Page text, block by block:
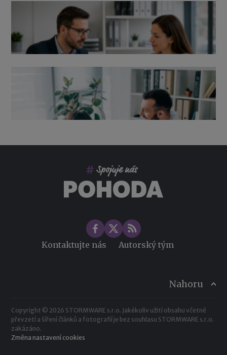
Výpověď ze zdravotních důvodů 2026 – průvodce pro
zaměstnavatele
Kontaktujte nás Autorský tým
Nahoru
Copyright © 2026 STORMWARE s.r.o. Jakékoliv užití obsahu včetně
převzetí a šíření článků a fotografií je bez souhlasu STORMWARE s.r.o.
zakázáno.
Změna nastavení cookies